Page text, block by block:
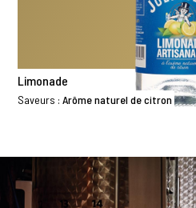
Limonade
Saveurs :Arôme naturel de citron